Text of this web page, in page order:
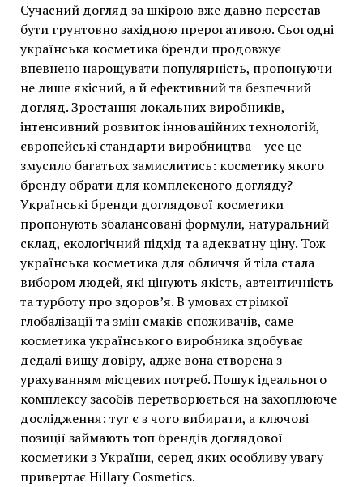
Сучасний догляд за шкірою вже давно перестав
бути грунтовно західною прерогативою. Сьогодні
українська косметика бренди продовжує
впевнено нарощувати популярність, пропонуючи
не лише якісний, а й ефективний та безпечний
догляд. Зростання локальних виробників,
інтенсивний розвиток інноваційних технологій,
європейські стандарти виробництва – усе це
змусило багатьох замислитись: косметику якого
бренду обрати для комплексного догляду?
Українські бренди доглядової косметики
пропонують збалансовані формули, натуральний
склад, екологічний підхід та адекватну ціну. Тож
українська косметика для обличчя й тіла стала
вибором людей, які цінують якість, автентичність
та турботу про здоров’я. В умовах стрімкої
глобалізації та змін смаків споживачів, саме
косметика українського виробника здобуває
дедалі вищу довіру, адже вона створена з
урахуванням місцевих потреб. Пошук ідеального
комплексу засобів перетворюється на захоплююче
дослідження: тут є з чого вибирати, а ключові
позиції займають топ брендів доглядової
косметики з України, серед яких особливу увагу
привертає Hillary Cosmetics.